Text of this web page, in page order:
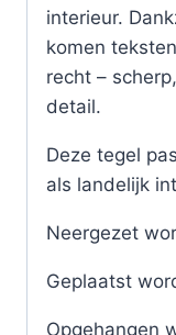
interieur.
komen
recht –
detail.
Deze tegel
als landelijk
Neergezet
Geplaatst
Opgehangen